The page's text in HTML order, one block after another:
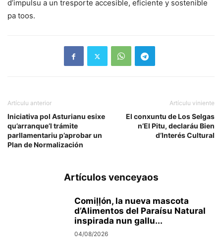
d’impulsu a un tresporte accesible, eficiente y sostenible
pa toos.
Artículu anterior
Iniciativa pol Asturianu esixe
qu’arranque’l trámite
parllamentariu p’aprobar un
Plan de Normalización
Artículu viniente
El conxuntu de Los Selgas
n’El Pitu, declaráu Bien
d’Interés Cultural
Artículos venceyaos
Comiḷḷón, la nueva mascota
d’Alimentos del Paraísu Natural
inspirada nun gallu...
04/08/2026